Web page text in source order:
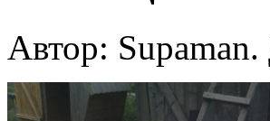
Автор: